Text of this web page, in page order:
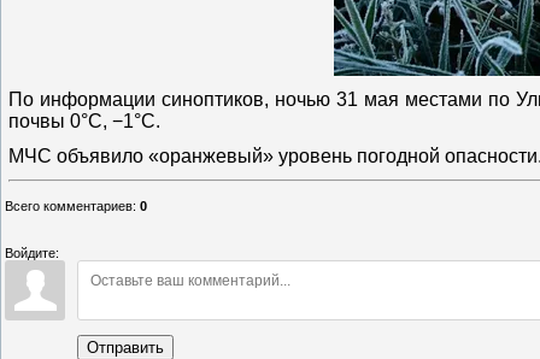
По информации синоптиков, ночью 31 мая местами по
почвы 0°С, −1°С.
МЧС объявило «оранжевый» уровень погодной
Всего комментариев: 0
Войдите:
Отправить